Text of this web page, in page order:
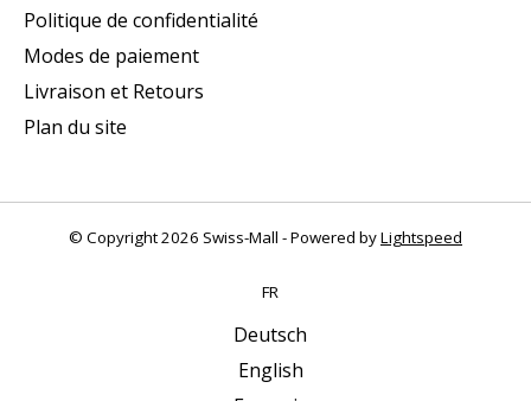
Politique de confidentialité
Modes de paiement
Livraison et Retours
Plan du site
© Copyright 2026 Swiss-Mall - Powered byLightspeed
FR
Deutsch
English